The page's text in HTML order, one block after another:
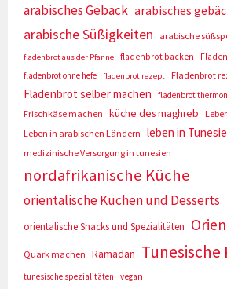
arabisches Gebäck arabisches
arabische Süßigkeiten arabische
fladenbrot aus der Pfanne fladenbrot backen
fladenbrot ohne hefe
fladenbrot rezept Fladenbrot
Fladenbrot selber machen fladenbrot
Frischkäse machen
küche des maghreb
Leben in arabischen Ländern
leben in
medizinische Versorgung in tunesien
nordafrikanische Küche
orientalische Kuchen und Desserts
orientalische Snacks und Spezialitäten
Quark machen Ramadan Tunesische
tunesische spezialitäten vegan